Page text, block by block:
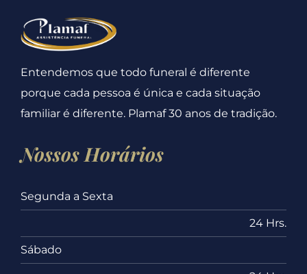
Entendemos que todo funeral é diferente
porque cada pessoa é única e cada situação
familiar é diferente. Plamaf 30 anos de tradição.
Nossos Horários
Segunda a Sexta
24 Hrs.
Sábado